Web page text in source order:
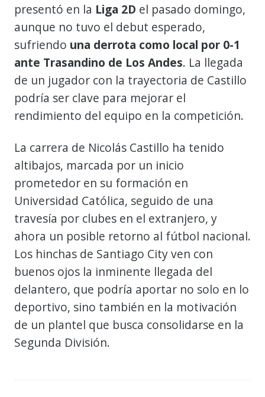
presentó en la Liga 2D el pasado domingo,
aunque no tuvo el debut esperado,
sufriendo una derrota como local por 0-1
ante Trasandino de Los Andes. La llegada
de un jugador con la trayectoria de Castillo
podría ser clave para mejorar el
rendimiento del equipo en la competición.
La carrera de Nicolás Castillo ha tenido
altibajos, marcada por un inicio
prometedor en su formación en
Universidad Católica, seguido de una
travesía por clubes en el extranjero, y
ahora un posible retorno al fútbol nacional.
Los hinchas de Santiago City ven con
buenos ojos la inminente llegada del
delantero, que podría aportar no solo en lo
deportivo, sino también en la motivación
de un plantel que busca consolidarse en la
Segunda División.